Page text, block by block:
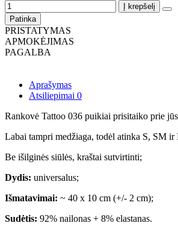
Į krepšelį
Patinka
PRISTATYMAS
APMOKĖJIMAS
PAGALBA
Aprašymas
Atsiliepimai 0
Rankovė Tattoo 036 puikiai prisitaiko prie
Labai tampri medžiaga, todėl atinka S, SM
Be išilginės siūlės, kraštai sutvirtinti;
Dydis: universalus;
Išmatavimai: ~ 40 x 10 cm (+/- 2 cm);
Sudėtis: 92% nailonas + 8% elastanas.